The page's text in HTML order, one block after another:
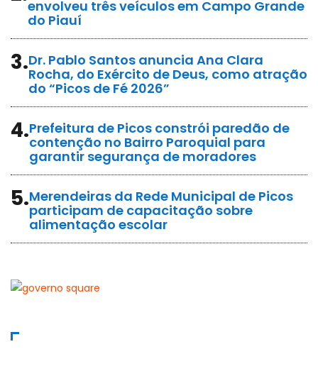
envolveu três veículos em Campo Grande
do Piauí
3.Dr. Pablo Santos anuncia Ana Clara
Rocha, do Exército de Deus, como atração
do “Picos de Fé 2026”
4.Prefeitura de Picos constrói paredão de
contenção no Bairro Paroquial para
garantir segurança de moradores
5.Merendeiras da Rede Municipal de Picos
participam de capacitação sobre
alimentação escolar